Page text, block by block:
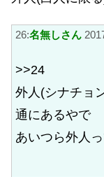
26:名無しさん
>>24
外人(シナチョ
通にあるやで
あいつら外人